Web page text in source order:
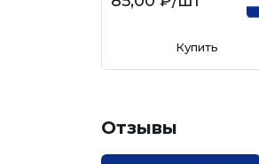
Купить
Отзывы